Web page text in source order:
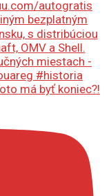
má byť koniec?!